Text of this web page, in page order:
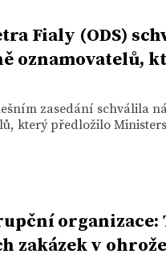
Fialy (ODS)
oznamovatelů,
zasedání schválila
který předložilo
organizace:
zakázek v